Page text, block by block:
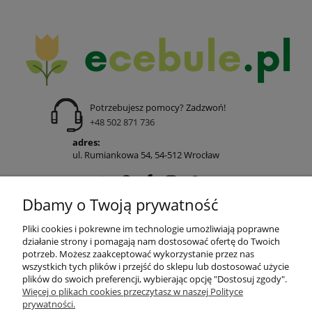
Potrzebujesz pomocy? Zadzwoń!
+48 502 871 736
adres:
ul. Rumiankowa 54, 54-512 Wrocław
POMOC
MOJE KONTO
Dbamy o Twoją prywatność
Pliki cookies i pokrewne im technologie umożliwiają poprawne
działanie strony i pomagają nam dostosować ofertę do Twoich
potrzeb. Możesz zaakceptować wykorzystanie przez nas
wszystkich tych plików i przejść do sklepu lub dostosować użycie
plików do swoich preferencji, wybierając opcję "Dostosuj zgody".
Więcej o plikach cookies przeczytasz w naszej Polityce
prywatności.